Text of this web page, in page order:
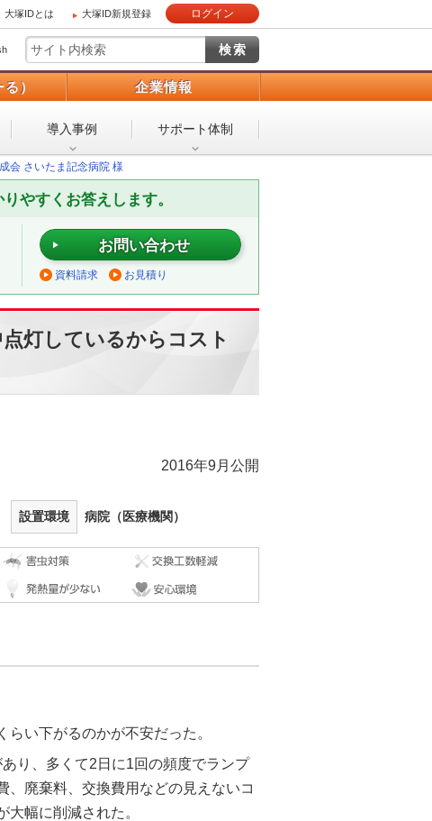
大塚IDとは 大塚ID新規登録 ログイン
） 企業情報
導入事例 サポート体制
会 さいたま記念病院 様
やすくお答えします。
お問い合わせ
資料請求 お見積り
灯しているからコスト
2016年9月公開
設置環境 病院（医療機関）
い下がるのかが不安だった。
り、多くて2日に1回の頻度でランプ
、廃棄料、交換費用などの見えないコ
幅に削減された。